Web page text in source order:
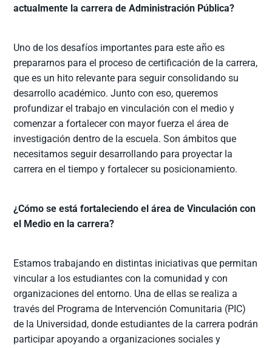
actualmente la carrera de Administración Pública?
Uno de los desafíos importantes para este año es
prepararnos para el proceso de certificación de la carrera,
que es un hito relevante para seguir consolidando su
desarrollo académico. Junto con eso, queremos
profundizar el trabajo en vinculación con el medio y
comenzar a fortalecer con mayor fuerza el área de
investigación dentro de la escuela. Son ámbitos que
necesitamos seguir desarrollando para proyectar la
carrera en el tiempo y fortalecer su posicionamiento.
¿Cómo se está fortaleciendo el área de Vinculación con
el Medio en la carrera?
Estamos trabajando en distintas iniciativas que permitan
vincular a los estudiantes con la comunidad y con
organizaciones del entorno. Una de ellas se realiza a
través del Programa de Intervención Comunitaria (PIC)
de la Universidad, donde estudiantes de la carrera podrán
participar apoyando a organizaciones sociales y